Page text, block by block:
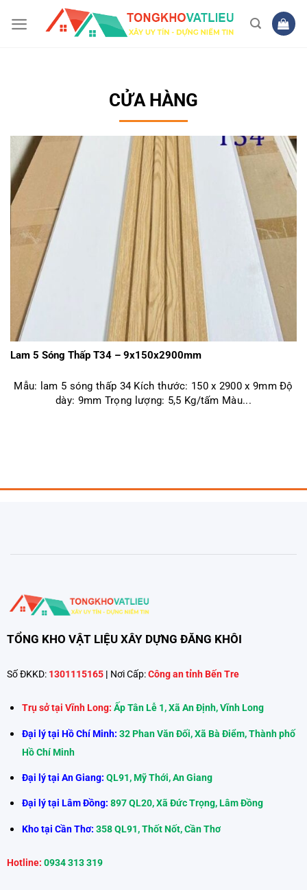
qua
CỬA HÀNG
Lam 5 Sóng Thấp T34 – 9x150x2900mm
Mẫu: lam 5 sóng thấp 34 Kích thước: 150 x 2900 x 9mm Độ
dày: 9mm Trọng lượng: 5,5 Kg/tấm Màu...
TỔNG KHO VẬT LIỆU XÂY DỰNG ĐĂNG KHÔI
Số ĐKKD: 1301115165 | Nơi Cấp: Công an tỉnh Bến Tre
Trụ sở tại Vĩnh Long: Ấp Tân Lễ 1, Xã An Định, Vĩnh Long
Đại lý tại Hồ Chí Minh: 32 Phan Văn Đối, Xã Bà Điểm, Thành phố
Hồ Chí Minh
Đại lý tại An Giang: QL91, Mỹ Thới, An Giang
Đại lý tại Lâm Đồng:897 QL20, Xã Đức Trọng, Lâm Đồng
Kho tại Cần Thơ: 358 QL91, Thốt Nốt, Cần Thơ
Hotline: 0934 313 319